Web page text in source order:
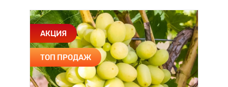
АКЦИЯ
ТОП ПРОДАЖ